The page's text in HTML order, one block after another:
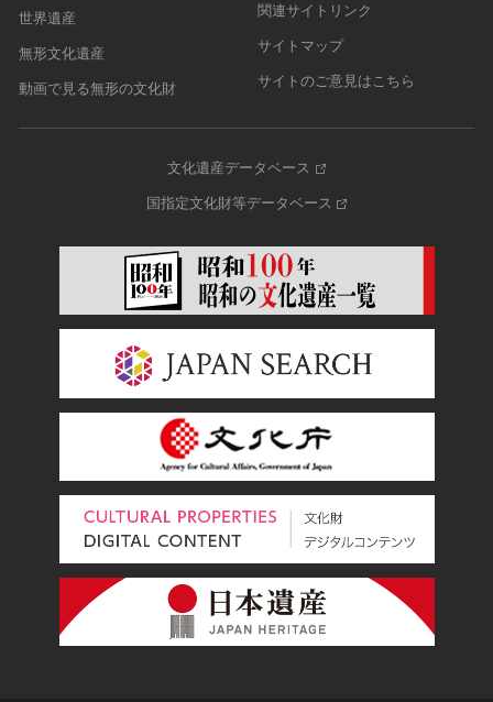
世界遺産
無形文化遺産
動画で見る無形の文化財
関連サイトリンク
サイトマップ
サイトのご意見はこちら
文化遺産データベース
国指定文化財等データベース